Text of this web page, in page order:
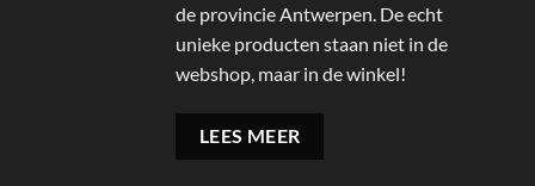
de provincie Antwerpen. De echt
unieke producten staan niet in de
webshop, maar in de winkel!
LEES MEER